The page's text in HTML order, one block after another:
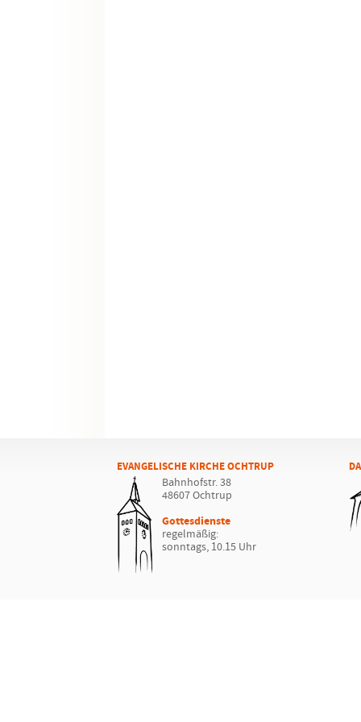
EVANGELISCHE KIRCHE OCHTRUP
Bahnhofstr. 38
48607 Ochtrup
Gottesdienste
regelmäßig:
sonntags, 10.15 Uhr